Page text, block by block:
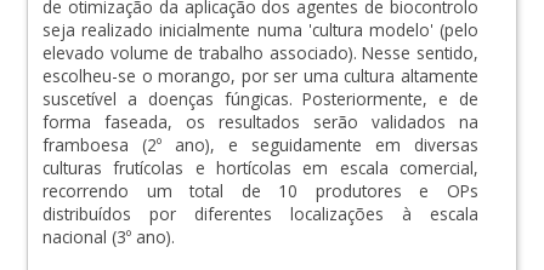
de otimização da aplicação dos agentes de biocontrolo
seja realizado inicialmente numa 'cultura modelo' (pelo
elevado volume de trabalho associado). Nesse sentido,
escolheu-se o morango, por ser uma cultura altamente
suscetível a doenças fúngicas. Posteriormente, e de
forma faseada, os resultados serão validados na
framboesa (2º ano), e seguidamente em diversas
culturas frutícolas e hortícolas em escala comercial,
recorrendo um total de 10 produtores e OPs
distribuídos por diferentes localizações à escala
nacional (3º ano).